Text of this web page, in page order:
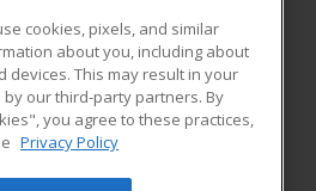
RESOURCES
Student Blog
cookies, pixels, and similar
about you, including about
devices. This may result in your
our third-party partners. By
you agree to these practices,
Privacy Policy